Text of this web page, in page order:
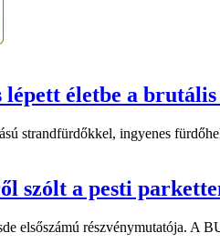
lépett életbe a
strandfürdőkkel, ingyenes
szólt a pesti
elsőszámú részvénymutatója. A